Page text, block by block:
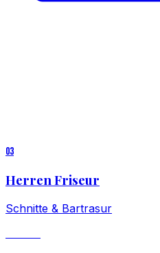
03
Herren Friseur
Schnitte & Bartrasur